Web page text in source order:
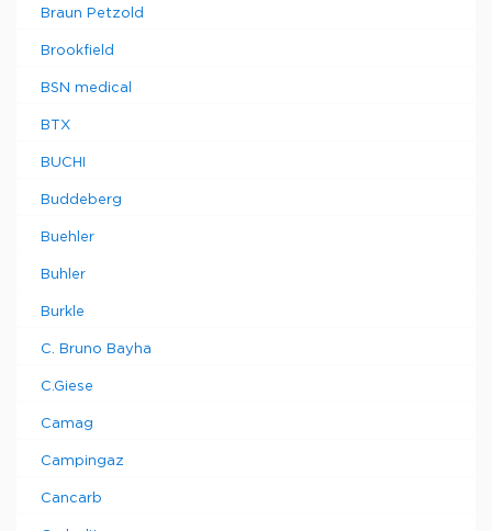
Braun Petzold
Brookfield
BSN medical
BTX
BUCHI
Buddeberg
Buehler
Buhler
Burkle
C. Bruno Bayha
C.Giese
Camag
Campingaz
Cancarb